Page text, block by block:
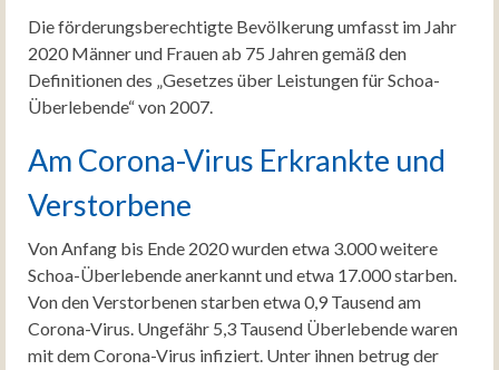
Die förderungsberechtigte Bevölkerung umfasst im Jahr
2020 Männer und Frauen ab 75 Jahren gemäß den
Definitionen des „Gesetzes über Leistungen für Schoa-
Überlebende“ von 2007.
Am Corona-Virus Erkrankte und
Verstorbene
Von Anfang bis Ende 2020 wurden etwa 3.000 weitere
Schoa-Überlebende anerkannt und etwa 17.000 starben.
Von den Verstorbenen starben etwa 0,9 Tausend am
Corona-Virus. Ungefähr 5,3 Tausend Überlebende waren
mit dem Corona-Virus infiziert. Unter ihnen betrug der